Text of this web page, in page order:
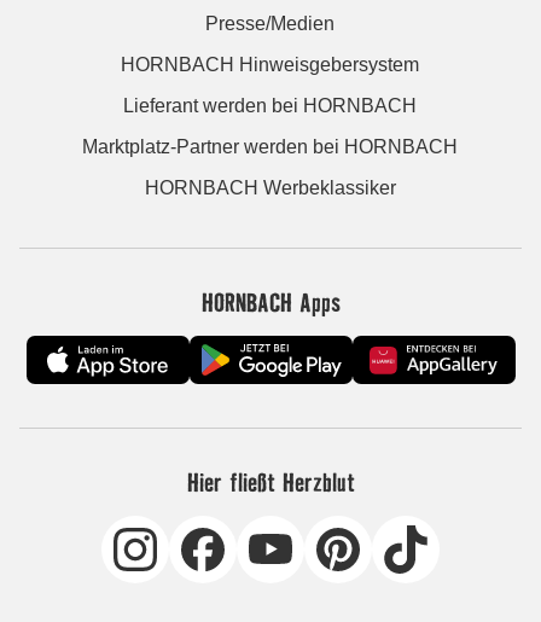
Presse/Medien
HORNBACH Hinweisgebersystem
Lieferant werden bei HORNBACH
Marktplatz-Partner werden bei HORNBACH
HORNBACH Werbeklassiker
HORNBACH Apps
Hier fließt Herzblut